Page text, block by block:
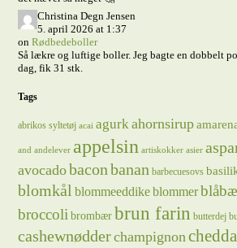
Christina Degn Jensen
5. april 2026 at 1:37
onRødbedeboller
Så lækre og luftige boller. Jeg bagte en dobbelt
dag, fik 31 stk.
Tags
abrikos syltetøj acai agurkahornsirup
and andelever appelsin artiskokker asier
avocadobaconbanan barbecuesovs
blomkål blommeeddikeblommer
broccoli brombær brun farin butterdej
cashewnødderchampignon